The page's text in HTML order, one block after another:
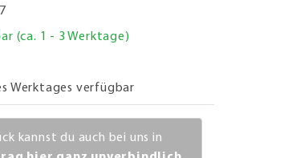
(ca. 1 - 3 Werktage)
Werktages verfügbar
kannst du auch bei uns in